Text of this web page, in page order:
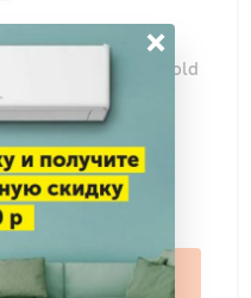
AIRY Inverter Gold
25 м2
В корзину
×